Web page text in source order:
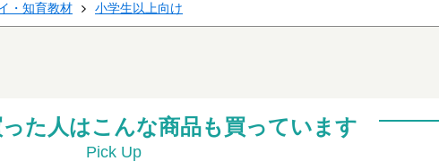
・知育教材 小学生以上向け
た人はこんな商品も買っています
Pick Up